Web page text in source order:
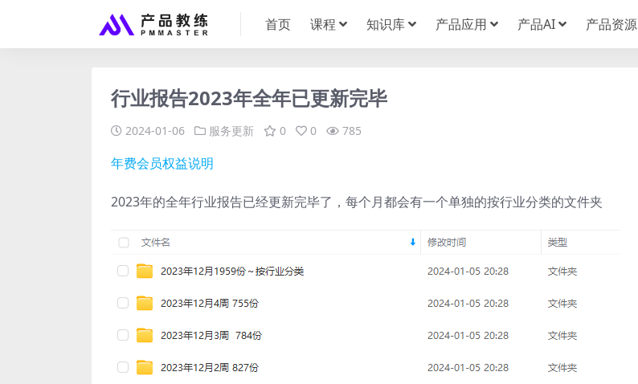
首页 课程 知识库 产品应用 产品AI 产品资源
行业报告2023年全年已更新完毕
2024-01-06 服务更新 0 0 785
年费会员权益说明
2023年的全年行业报告已经更新完毕了，每个月都会有一个单独的按行业分类的文件夹